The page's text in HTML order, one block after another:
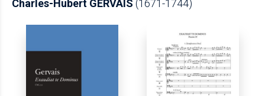
Charles-Hubert GERVAIS (1671-1744)